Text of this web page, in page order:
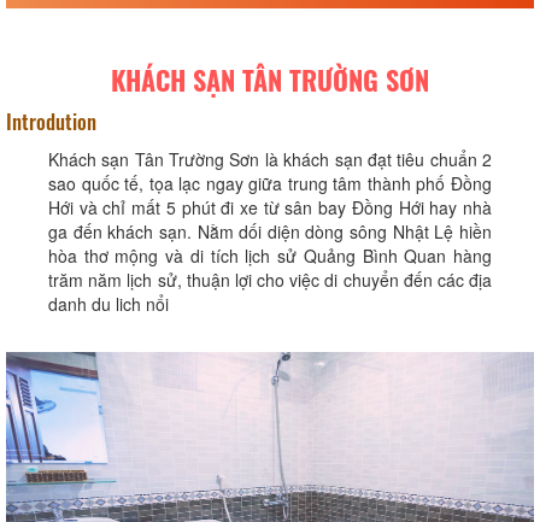
KHÁCH SẠN TÂN TRƯỜNG SƠN
Introdution
Khách sạn Tân Trường Sơn là khách sạn đạt tiêu chuẩn 2
sao quốc tế, tọa lạc ngay giữa trung tâm thành phố Đồng
Hới và chỉ mất 5 phút đi xe từ sân bay Đồng Hới hay nhà
ga đến khách sạn. Nằm dối diện dòng sông Nhật Lệ hiền
hòa thơ mộng và di tích lịch sử Quảng Bình Quan hàng
trăm năm lịch sử, thuận lợi cho việc di chuyển đến các địa
danh du lich nổi